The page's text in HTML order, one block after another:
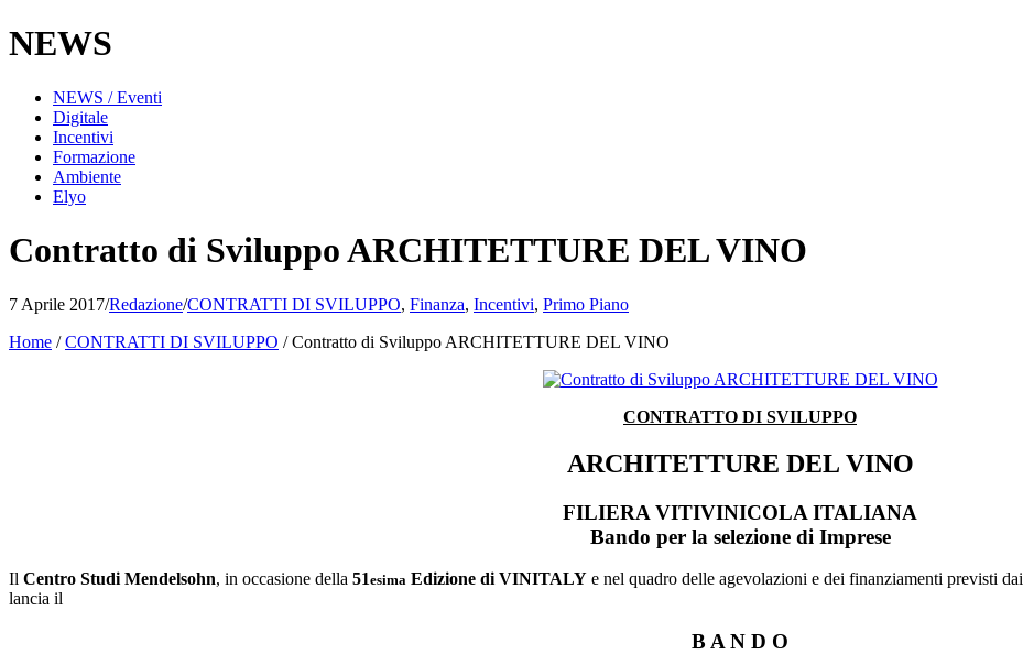
NEWS
NEWS / Eventi
Digitale
Incentivi
Formazione
Ambiente
Elyo
Contratto di Sviluppo ARCHITETTURE DEL VINO
7 Aprile 2017/Redazione/CONTRATTI DI SVILUPPO, Finanza, Incentivi, Primo Piano
Home /CONTRATTI DI SVILUPPO /Contratto di Sviluppo ARCHITETTURE DEL VINO
CONTRATTO DI SVILUPPO
ARCHITETTURE DEL VINO
FILIERA VITIVINICOLA ITALIANA
Bando per la selezione di Imprese
Il Centro Studi Mendelsohn, in occasione della 51esima Edizione di VINITALY e nel quadro delle agevolazioni e dei finanziamenti previsti dai
lancia il
B A N D O